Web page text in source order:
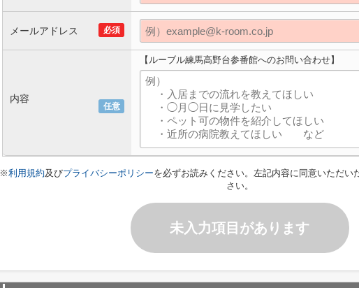
必須
メールアドレス
任意
内容
【ルーブル練馬高野台参番館へのお問い合わせ】
※利用規約及びプライバシーポリシーを必ずお読みください。左記内容に同意いただい
さい。
未入力項目があります